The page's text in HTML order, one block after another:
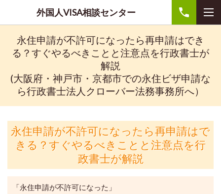
外国人VISA相談センター
永住申請が不許可になったら再申請はでき
る？すぐやるべきことと注意点を行政書士が
解説
(大阪府・神戸市・京都市での永住ビザ申請な
ら行政書士法人クローバー法務事務所へ）
永住申請が不許可になったら再申請はで
きる？すぐやるべきことと注意点を行
政書士が解説
「永住申請が不許可になった」